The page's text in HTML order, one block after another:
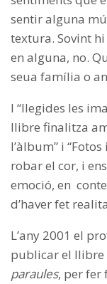
sentir alguna
textura. Sovint
en alguna, no.
seua família o
I “llegides les
llibre finalitza
l’àlbum” i
robar el cor, i
emoció, en
d’haver fet
L’any 2001 el
publicar el llibre
paraules, per fer